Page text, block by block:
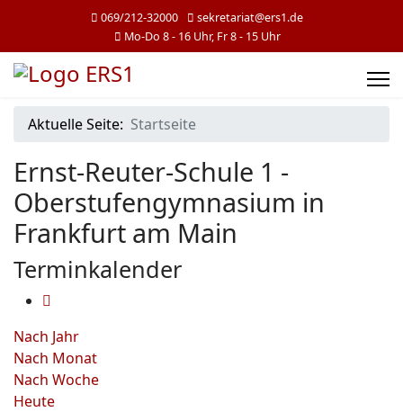
069/212-32000
sekretariat@ers1.de
Mo-Do 8 - 16 Uhr, Fr 8 - 15 Uhr
Aktuelle Seite: Startseite
Ernst-Reuter-Schule 1 -
Oberstufengymnasium in
Frankfurt am Main
Terminkalender
Nach Jahr
Nach Monat
Nach Woche
Heute